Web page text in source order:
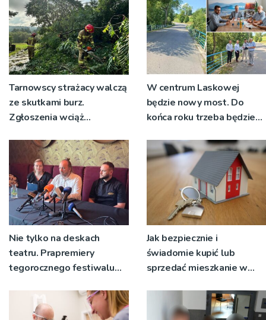
Tarnowscy strażacy walczą
ze skutkami burz.
Zgłoszenia wciąż
W centrum Laskowej
będzie nowy most. Do
końca roku trzeba będzie
Nie tylko na deskach
teatru. Prapremiery
tegorocznego festiwalu
niecodziennych
okolicznościach
Jak bezpiecznie i
świadomie kupić lub
sprzedać mieszkanie w